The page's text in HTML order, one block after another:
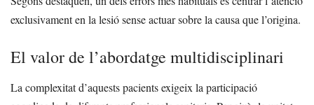
exclusivament en la lesió sense actuar sobre la causa que l’origina.
El valor de l’abordatge multidisciplinari
La complexitat d’aquests pacients exigeix la participació